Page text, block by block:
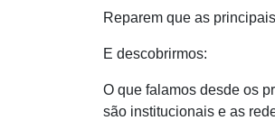
Reparem que as
E descobrirmos:
O que falamos desde os
são institucionais e as